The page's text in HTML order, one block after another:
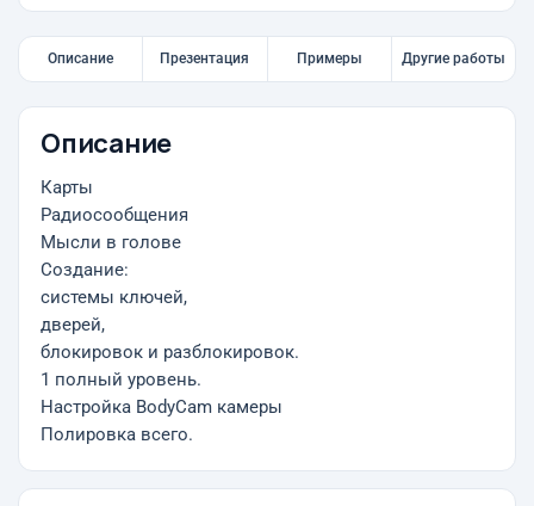
Описание Презентация Примеры Другие работы
Описание
Карты
Радиосообщения
Мысли в голове
Создание:
системы ключей,
дверей,
блокировок и разблокировок.
1 полный уровень.
Настройка BodyCam камеры
Полировка всего.